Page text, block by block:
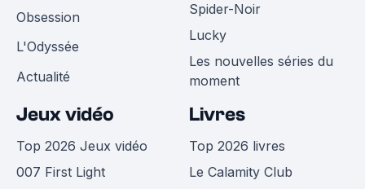
Obsession
L'Odyssée
Actualité
Spider-Noir
Lucky
Les nouvelles séries du
moment
Jeux vidéo
Top 2026 Jeux vidéo
007 First Light
Livres
Top 2026 livres
Le Calamity Club